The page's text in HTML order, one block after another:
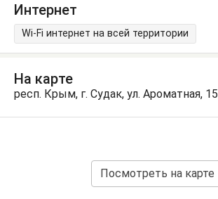
Интернет
Wi-Fi интернет на всей территории
На карте
респ. Крым, г. Судак, ул. Ароматная, 15
Посмотреть на карте